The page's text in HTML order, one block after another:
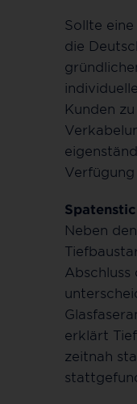
Sollte
die
Kunden
Verfügung
Neben
erklärt
zeitnah